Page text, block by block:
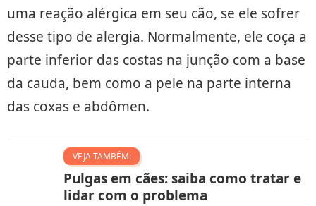
uma reação alérgica em seu cão, se ele sofrer
desse tipo de alergia. Normalmente, ele coça a
parte inferior das costas na junção com a base
da cauda, ​​bem como a pele na parte interna
das coxas e abdômen.
VEJA TAMBÉM:
Pulgas em cães: saiba como tratar e
lidar com o problema